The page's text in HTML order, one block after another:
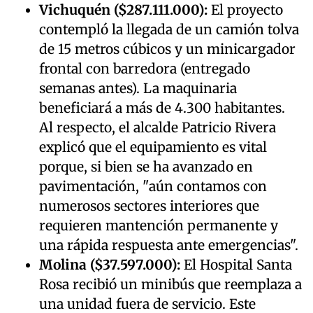
Vichuquén ($287.111.000): El proyecto
contempló la llegada de un camión tolva
de 15 metros cúbicos y un minicargador
frontal con barredora (entregado
semanas antes). La maquinaria
beneficiará a más de 4.300 habitantes.
Al respecto, el alcalde Patricio Rivera
explicó que el equipamiento es vital
porque, si bien se ha avanzado en
pavimentación, "aún contamos con
numerosos sectores interiores que
requieren mantención permanente y
una rápida respuesta ante emergencias".
Molina ($37.597.000): El Hospital Santa
Rosa recibió un minibús que reemplaza a
una unidad fuera de servicio. Este